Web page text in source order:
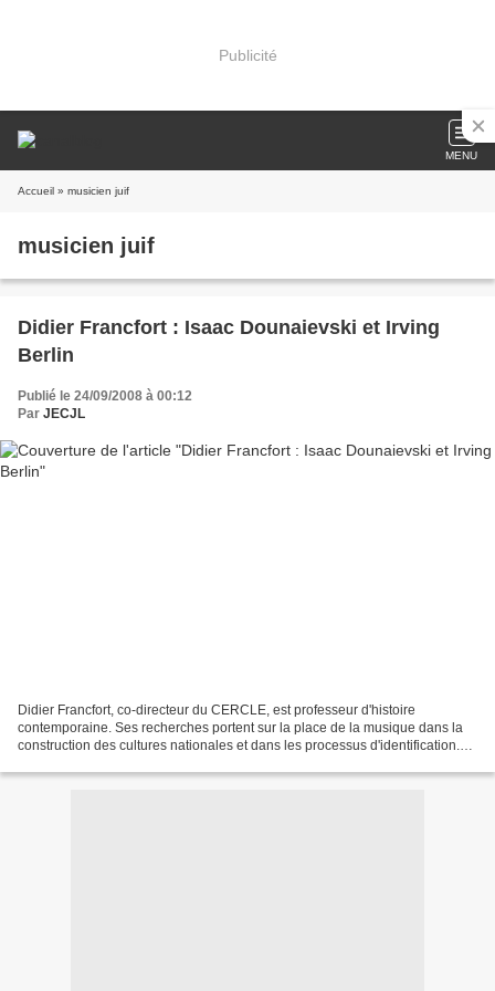
Publicité
MENU
Accueil » musicien juif
musicien juif
Didier Francfort : Isaac Dounaievski et Irving
Berlin
Publié le 24/09/2008 à 00:12
Par JECJL
Didier Francfort, co-directeur du CERCLE, est professeur d'histoire
contemporaine. Ses recherches portent sur la place de la musique dans la
construction des cultures nationales et dans les processus d'identification.